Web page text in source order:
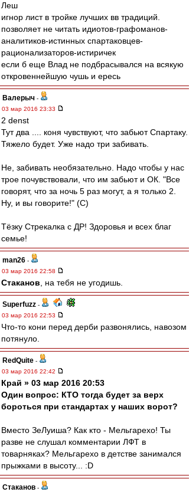
Леш
игнор лист в тройке лучших вв традиций.
позволяет не читать идиотов-графоманов-
аналитиков-истинных спартаковцев-
рационализаторов-истиричек
если б еще Влад не подбрасывался на всякую
откровеннейшую чушь и ересь
Валерыч -
03 мар 2016 23:33
2 denst
Тут два .... коня чувствуют, что забьют Спартаку.
Тяжело будет. Уже надо три забивать.
Не, забивать необязательно. Надо чтобы у нас
трое почувствовали, что им забьют и ОК. "Все
говорят, что за ночь 5 раз могут, а я только 2.
Ну, и вы говорите!" (С)
Тёзку Стрекалка с ДР! Здоровья и всех благ
семье!
man26 -
03 мар 2016 22:58
Cтаканов , на тебя не угодишь.
Superfuzz -
03 мар 2016 22:53
Что-то кони перед дерби развонялись, навозом
потянуло.
RedQuite -
03 мар 2016 22:42
Край » 03 мар 2016 20:53
Один вопрос: КТО тогда будет за верх
бороться при стандартах у наших ворот?
Вместо ЗеЛуиша? Как кто - Мельгарехо! Ты
разве не слушал комментарии ЛФТ в
товарняках? Мельгарехо в детстве занимался
прыжками в высоту... :D
Cтаканов -